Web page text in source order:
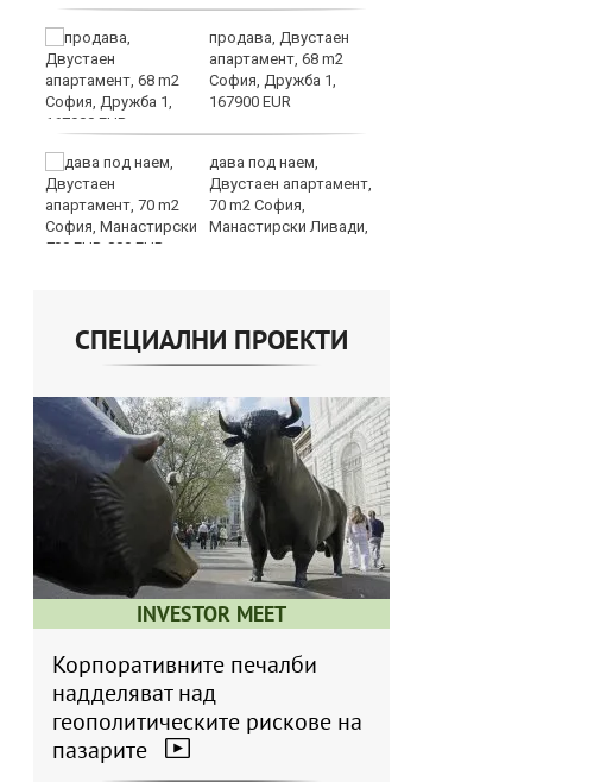
продава, Двустаен
апартамент, 68 m2
София, Дружба 1,
167900 EUR
дава под наем,
Двустаен апартамент,
70 m2 София,
Манастирски Ливади,
800 EUR
СПЕЦИАЛНИ ПРОЕКТИ
INVESTOR MEET
Корпоративните печалби
надделяват над
геополитическите рискове на
пазарите